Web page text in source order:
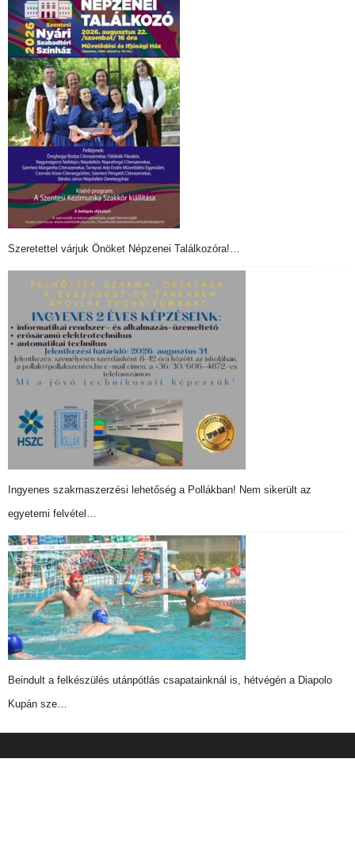
Szeretettel várjuk Önöket Népzenei Találkozóra!…
Ingyenes szakmaszerzési lehetőség a Pollákban! Nem sikerült az
egyetemi felvétel…
Beindult a felkészülés utánpótlás csapatainknál is, hétvégén a Diapolo
Kupán sze…